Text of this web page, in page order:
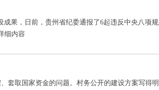
果，日前，贵州省纪委通报了6起违反中央八项
细内容
取国家资金的问题。村务公开的建设方案写得明